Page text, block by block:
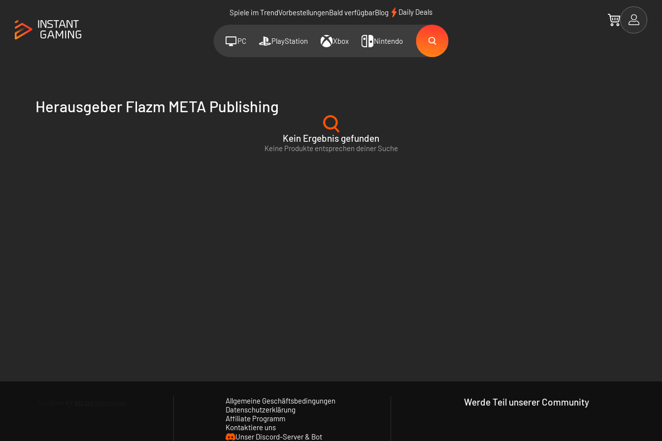
Spiele im TrendVorbestellungenBald verfügbarBlog Daily Deals
PC PlayStation Xbox Nintendo
Herausgeber Flazm META Publishing
Kein Ergebnis gefunden
Keine Produkte entsprechen deiner Suche
Allgemeine Geschäftsbedingungen
Datenschutzerklärung
Affiliate Programm
Kontaktiere uns
Unser Discord-Server & Bot
Werde Teil unserer Community